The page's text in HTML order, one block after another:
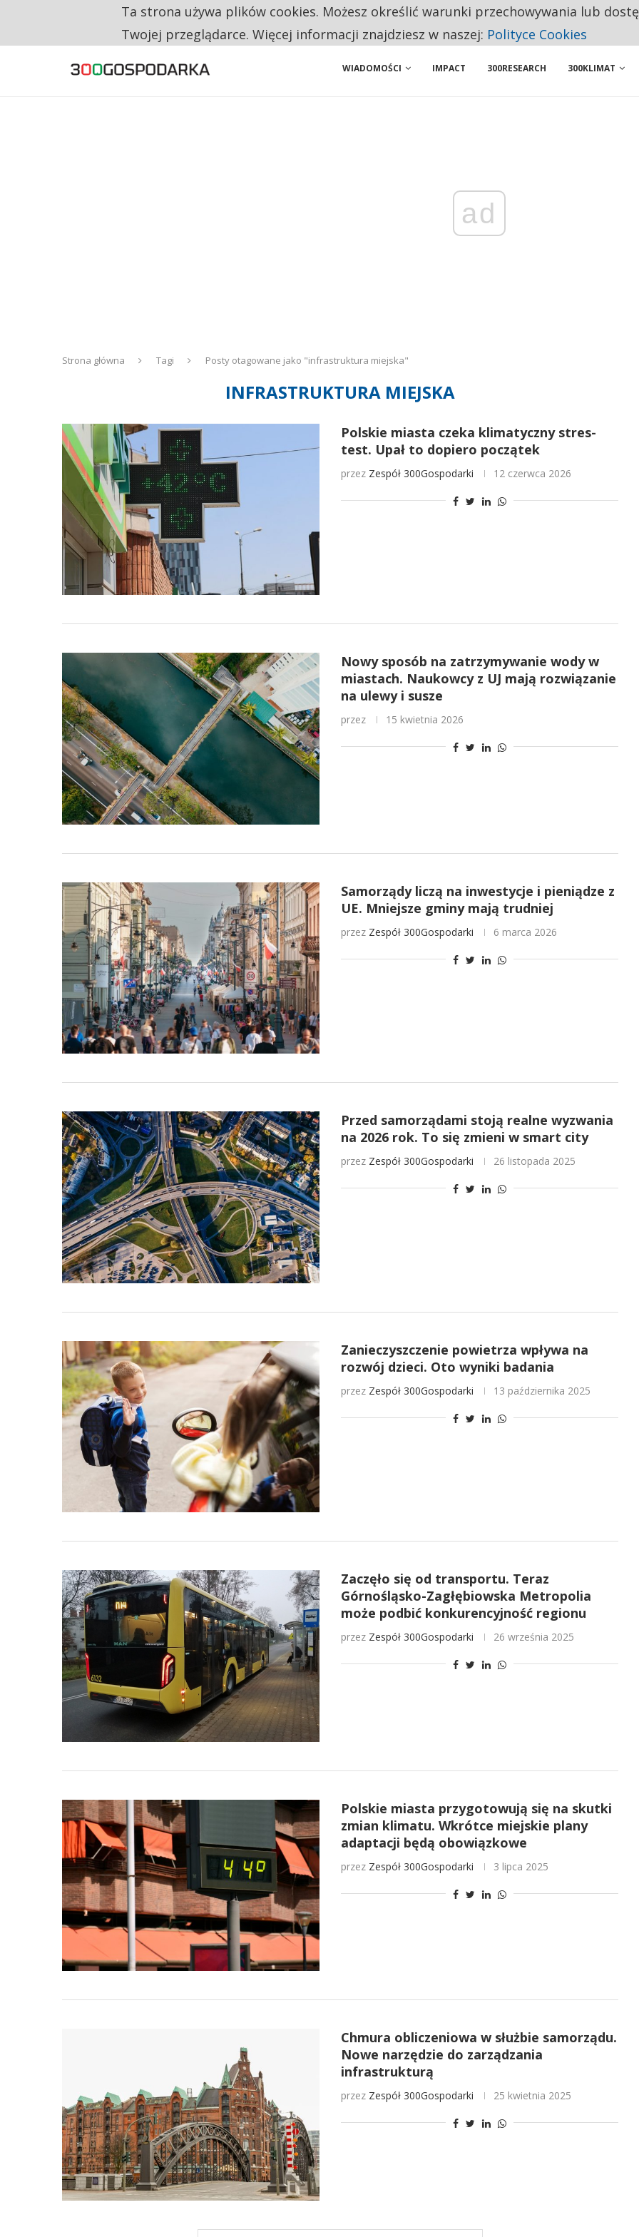
CO TRZECIĄ ZŁOTÓWKĘ Z EMERYTURY SENIORZY PRZEZNACZAJĄ NA PODSTAWOWE ZAKUPY
WIADOMOŚCI IMPACT 300RESEARCH 300KLIMAT
ad
Strona główna Tagi Posty otagowane jako "infrastruktura miejska"
INFRASTRUKTURA MIEJSKA
Polskie miasta czeka klimatyczny stres-
test. Upał to dopiero początek
przez Zespół 300Gospodarki 12 czerwca 2026
Nowy sposób na zatrzymywanie wody w
miastach. Naukowcy z UJ mają rozwiązanie
na ulewy i susze
przez 15 kwietnia 2026
Samorządy liczą na inwestycje i pieniądze z
UE. Mniejsze gminy mają trudniej
przez Zespół 300Gospodarki 6 marca 2026
Przed samorządami stoją realne wyzwania
na 2026 rok. To się zmieni w smart city
przez Zespół 300Gospodarki 26 listopada 2025
Zanieczyszczenie powietrza wpływa na
rozwój dzieci. Oto wyniki badania
przez Zespół 300Gospodarki 13 października 2025
Zaczęło się od transportu. Teraz
Górnośląsko-Zagłębiowska Metropolia
może podbić konkurencyjność regionu
przez Zespół 300Gospodarki 26 września 2025
Polskie miasta przygotowują się na skutki
zmian klimatu. Wkrótce miejskie plany
adaptacji będą obowiązkowe
przez Zespół 300Gospodarki 3 lipca 2025
Chmura obliczeniowa w służbie samorządu.
Nowe narzędzie do zarządzania
infrastrukturą
przez Zespół 300Gospodarki 25 kwietnia 2025
Ta strona używa plików cookies. Możesz określić warunki przechowywania lub
Twojej przeglądarce. Więcej informacji znajdziesz w naszej: Polityce Cookies